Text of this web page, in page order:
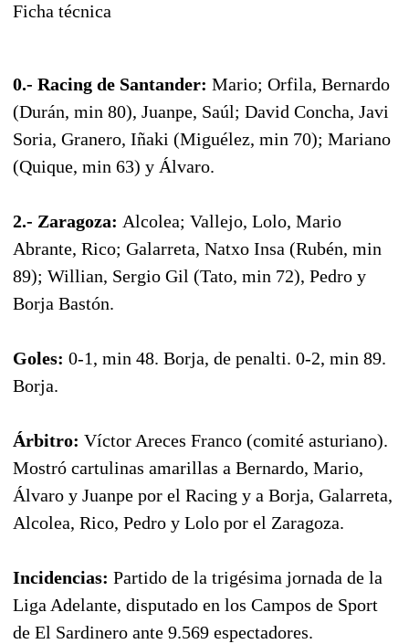
Ficha técnica
0.- Racing de Santander: Mario; Orfila, Bernardo
(Durán, min 80), Juanpe, Saúl; David Concha, Javi
Soria, Granero, Iñaki (Miguélez, min 70); Mariano
(Quique, min 63) y Álvaro.
2.- Zaragoza: Alcolea; Vallejo, Lolo, Mario
Abrante, Rico; Galarreta, Natxo Insa (Rubén, min
89); Willian, Sergio Gil (Tato, min 72), Pedro y
Borja Bastón.
Goles: 0-1, min 48. Borja, de penalti. 0-2, min 89.
Borja.
Árbitro: Víctor Areces Franco (comité asturiano).
Mostró cartulinas amarillas a Bernardo, Mario,
Álvaro y Juanpe por el Racing y a Borja, Galarreta,
Alcolea, Rico, Pedro y Lolo por el Zaragoza.
Incidencias: Partido de la trigésima jornada de la
Liga Adelante, disputado en los Campos de Sport
de El Sardinero ante 9.569 espectadores.